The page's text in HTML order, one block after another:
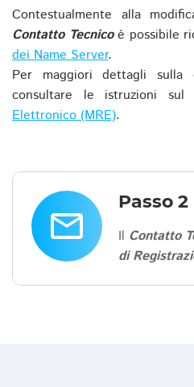
Contestualmente alla
Contatto Tecnicoè possibile
dei Name Server.
Per maggiori dettagli sulla
consultare le istruzioni sul
Elettronico (MRE).
email
Passo 2
Il Contatto
di